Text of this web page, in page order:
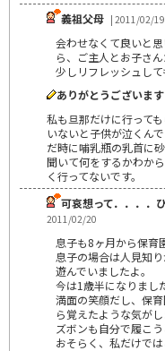
義祖父母 | 2011/02/19
会わせなくて良いと
ら、ご主人とお子さ
少しリフレッシュして
ありがとうございます
私も旦那だけに行って
いないと子供が泣くん
だ時に哺乳瓶の乳首に
聞いて何をするかわか
く行ってないです。
可哀想って．．．．
2011/02/20
息子も8ヶ月から保育
息子の場合は人見知
遊んでいましたよ。
今は1歳半になりまし
満面の笑顔だし、保
ら覚えたような気が
ズボンも自分で履こう
おそらく、私だけで